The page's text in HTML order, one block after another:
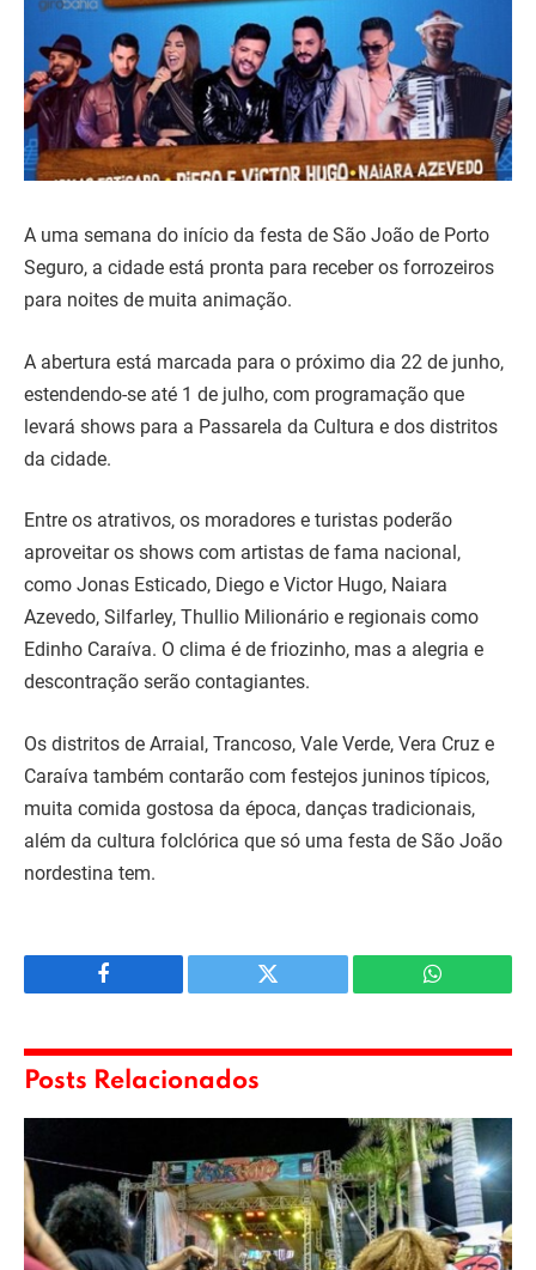
A uma semana do início da festa de São João de Porto
Seguro, a cidade está pronta para receber os forrozeiros
para noites de muita animação.
A abertura está marcada para o próximo dia 22 de junho,
estendendo-se até 1 de julho, com programação que
levará shows para a Passarela da Cultura e dos distritos
da cidade.
Entre os atrativos, os moradores e turistas poderão
aproveitar os shows com artistas de fama nacional,
como Jonas Esticado, Diego e Victor Hugo, Naiara
Azevedo, Silfarley, Thullio Milionário e regionais como
Edinho Caraíva. O clima é de friozinho, mas a alegria e
descontração serão contagiantes.
Os distritos de Arraial, Trancoso, Vale Verde, Vera Cruz e
Caraíva também contarão com festejos juninos típicos,
muita comida gostosa da época, danças tradicionais,
além da cultura folclórica que só uma festa de São João
nordestina tem.
Facebook Twitter WhatsApp
Posts Relacionados